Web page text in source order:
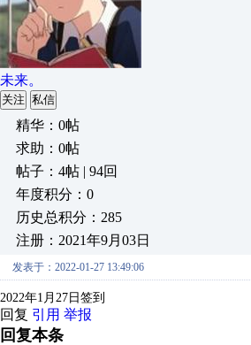
未来。
关注 私信
精华：0帖
求助：0帖
帖子：4帖 | 94回
年度积分：0
历史总积分：285
注册：2021年9月03日
发表于：2022-01-27 13:49:06
2022年1月27日签到
回复 引用 举报
回复本条